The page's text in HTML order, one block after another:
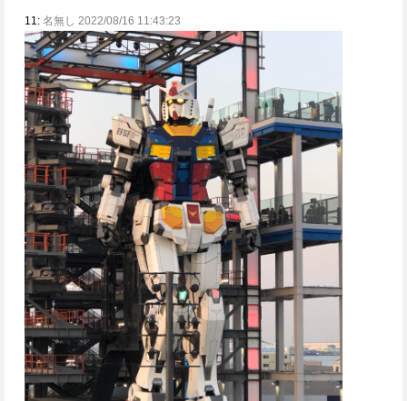
11: 名無し 2022/08/16 11:43:23